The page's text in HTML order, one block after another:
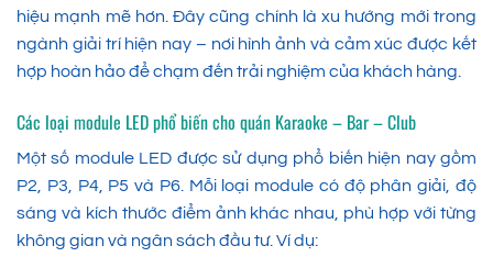
hiệu mạnh mẽ hơn. Đây cũng chính là xu hướng mới trong
ngành giải trí hiện nay – nơi hình ảnh và cảm xúc được kết
hợp hoàn hảo để chạm đến trải nghiệm của khách hàng.
Các loại module LED phổ biến cho quán Karaoke – Bar – Club
Một số module LED được sử dụng phổ biến hiện nay gồm
P2, P3, P4, P5 và P6. Mỗi loại module có độ phân giải, độ
sáng và kích thước điểm ảnh khác nhau, phù hợp với từng
không gian và ngân sách đầu tư. Ví dụ: